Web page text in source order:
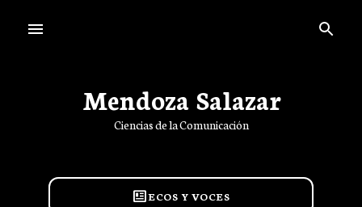
Mendoza Salazar
Ciencias de la Comunicación
newsmodeECOS Y VOCES